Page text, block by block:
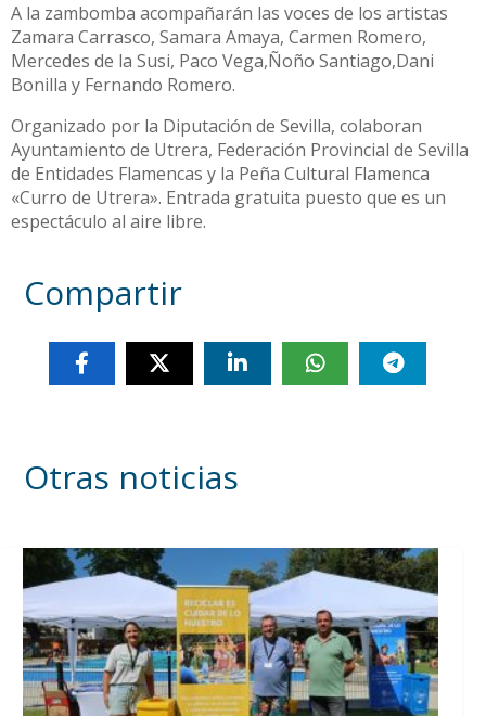
A la zambomba acompañarán las voces de los artistas
Zamara Carrasco, Samara Amaya, Carmen Romero,
Mercedes de la Susi, Paco Vega,Ñoño Santiago,Dani
Bonilla y Fernando Romero.
Organizado por la Diputación de Sevilla, colaboran
Ayuntamiento de Utrera, Federación Provincial de Sevilla
de Entidades Flamencas y la Peña Cultural Flamenca
«Curro de Utrera». Entrada gratuita puesto que es un
espectáculo al aire libre.
Compartir
Otras noticias